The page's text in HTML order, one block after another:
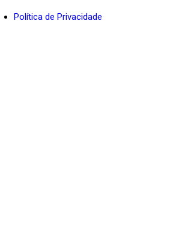
Política de Privacidade